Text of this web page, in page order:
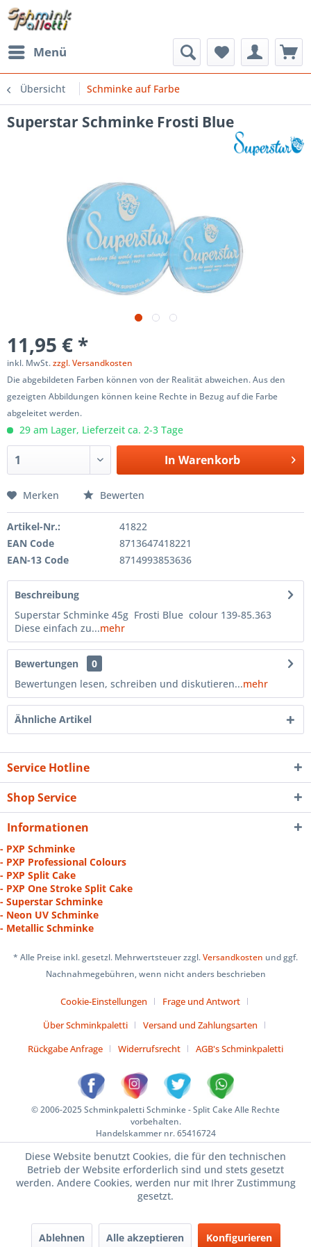
Menü
Übersicht Schminke auf Farbe
Superstar Schminke Frosti Blue
11,95 € *
inkl. MwSt.zzgl. Versandkosten
Die abgebildeten Farben können von der Realität abweichen. Aus den
gezeigten Abbildungen können keine Rechte in Bezug auf die Farbe
abgeleitet werden.
29 am Lager, Lieferzeit ca. 2-3 Tage
In Warenkorb
Merken Bewerten
Artikel-Nr.:
41822
EAN Code
8713647418221
EAN-13 Code
8714993853636
Beschreibung
Superstar Schminke 45g Frosti Blue colour 139-85.363
Diese einfach zu...mehr
Bewertungen
0
Bewertungen lesen, schreiben und diskutieren...mehr
Ähnliche Artikel
Service Hotline
Shop Service
Informationen
- PXP Schminke
- PXP Professional Colours
- PXP Split Cake
- PXP One Stroke Split Cake
- Superstar Schminke
- Neon UV Schminke
- Metallic Schminke
* Alle Preise inkl. gesetzl. Mehrwertsteuer zzgl.Versandkosten und ggf.
Nachnahmegebühren, wenn nicht anders beschrieben
Cookie-Einstellungen
Frage und Antwort
Über Schminkpaletti
Versand und Zahlungsarten
Rückgabe Anfrage
Widerrufsrecht AGB's Schminkpaletti
© 2006-2025 Schminkpaletti Schminke - Split Cake Alle Rechte
vorbehalten.
Handelskammer nr. 65416724
Diese Website benutzt Cookies, die für den technischen
Betrieb der Website erforderlich sind und stets gesetzt
werden. Andere Cookies, werden nur mit Ihrer Zustimmung
gesetzt.
Ablehnen Alle akzeptieren Konfigurieren